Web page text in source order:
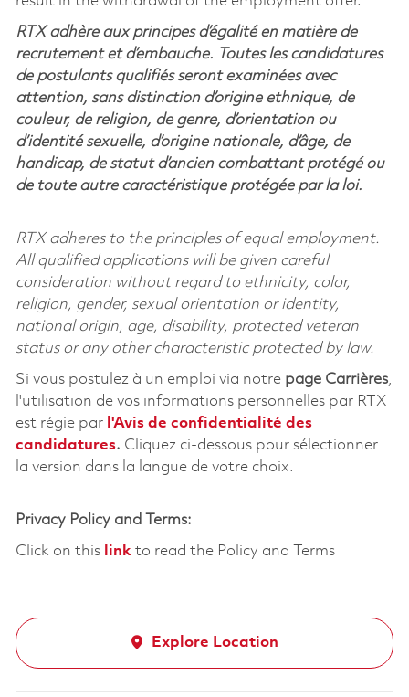
RTX adhère aux principes d’égalité en matière de
recrutement et d’embauche. Toutes les candidatures
de postulants qualifiés seront examinées avec
attention, sans distinction d’origine ethnique, de
couleur, de religion, de genre, d’orientation ou
d’identité sexuelle, d’origine nationale, d’âge, de
handicap, de statut d’ancien combattant protégé ou
de toute autre caractéristique protégée par la loi.
RTX adheres to the principles of equal employment.
All qualified applications will be given careful
consideration without regard to ethnicity, color,
religion, gender, sexual orientation or identity,
national origin, age, disability, protected veteran
status or any other characteristic protected by law.
Si vous postulez à un emploi via notre page Carrières,
l'utilisation de vos informations personnelles par RTX
est régie par l'Avis de confidentialité des
candidatures. Cliquez ci-dessous pour sélectionner
la version dans la langue de votre choix.
Privacy Policy and Terms:
Click on this linkto read the Policy and Terms
Explore Location